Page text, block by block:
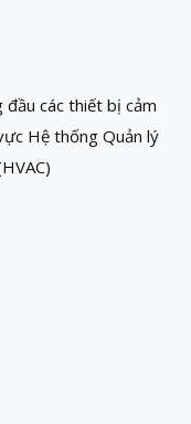
đầu các thiết bị cảm
Hệ thống Quản lý